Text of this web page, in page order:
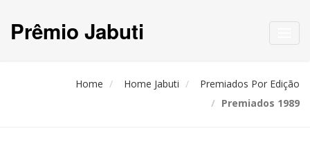
Prêmio Jabuti
Home Home Jabuti
Premiados Por Edição
Premiados 1989